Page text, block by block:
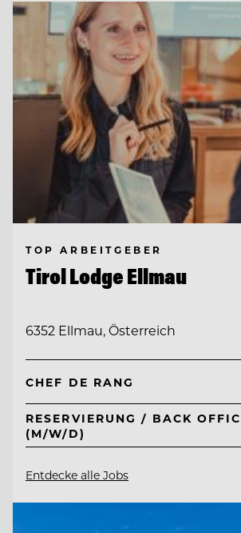
TOP ARBEITGEBER
Tirol Lodge Ellmau
6352 Ellmau, Österreich
CHEF DE RANG
RESERVIERUNG / BACK
(M/W/D)
Entdecke alle Jobs